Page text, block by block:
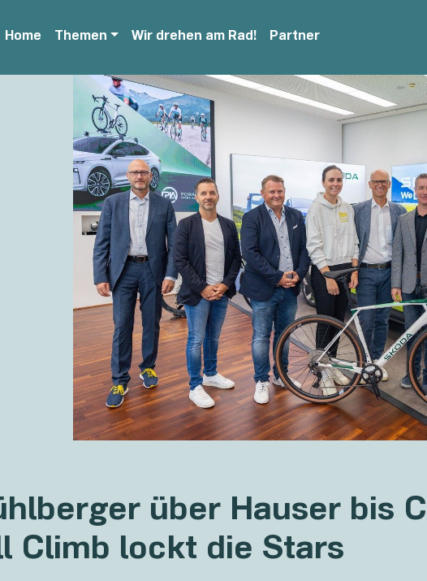
Home Themen Wir drehen am Rad! Partner
über Hauser bis
Climb lockt die Stars